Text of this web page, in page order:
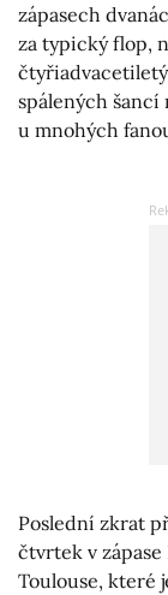
zápasech
za typický flop,
čtyřiadvacetiletý
spálených šancí
u mnohých
Poslední zkrat
čtvrtek v
Toulouse, které